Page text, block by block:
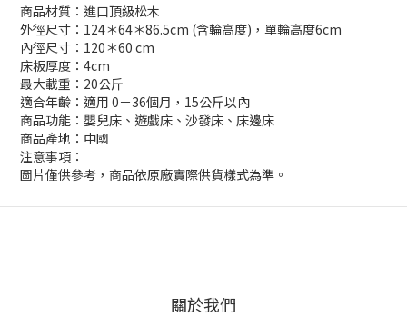
商品材質：進口頂級松木
外徑尺寸：124＊64＊86.5cm (含輪高度)，單輪高度6cm
內徑尺寸：120＊60 cm
床板厚度：4cm
最大載重：20公斤
適合年齡：適用 0－36個月，15公斤以內
商品功能：嬰兒床、遊戲床、沙發床、床邊床
商品產地：中國
注意事項：
圖片僅供參考，商品依原廠實際供貨樣式為準。
關於我們